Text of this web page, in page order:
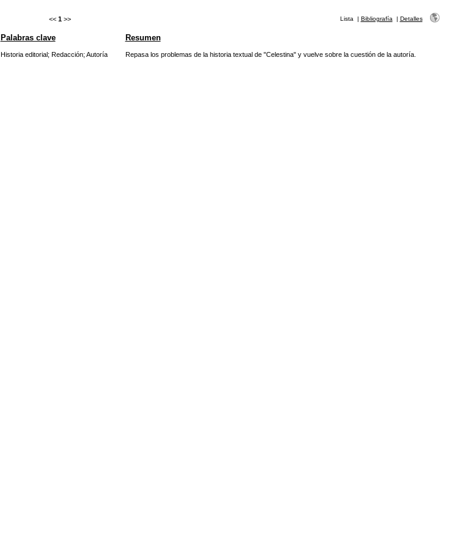
<< 1 >> Lista | Bibliografía | Detalles
Palabras clave Resumen
Historia editorial; Redacción; Autoría Repasa los problemas de la historia textual de "Celestina" y vuelve sobre la cuestión de la autoría.